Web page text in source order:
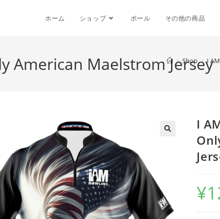
ホーム ショップ ボール その他の商品
American Maelstrom Jersey
> Shop > I
I
¥